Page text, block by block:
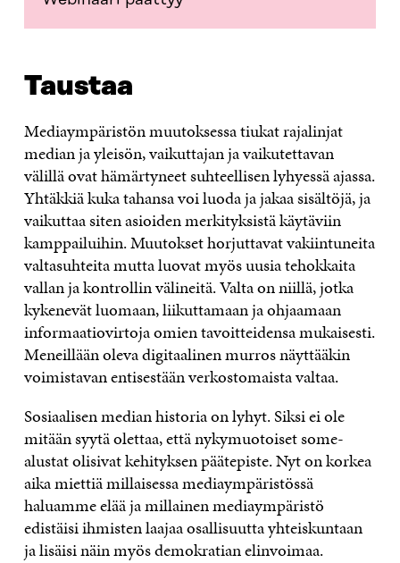
Taustaa
Mediaympäristön muutoksessa tiukat rajalinjat
median ja yleisön, vaikuttajan ja vaikutettavan
välillä ovat hämärtyneet suhteellisen lyhyessä ajassa.
Yhtäkkiä kuka tahansa voi luoda ja jakaa sisältöjä, ja
vaikuttaa siten asioiden merkityksistä käytäviin
kamppailuihin. Muutokset horjuttavat vakiintuneita
valtasuhteita mutta luovat myös uusia tehokkaita
vallan ja kontrollin välineitä. Valta on niillä, jotka
kykenevät luomaan, liikuttamaan ja ohjaamaan
informaatiovirtoja omien tavoitteidensa mukaisesti.
Meneillään oleva digitaalinen murros näyttääkin
voimistavan entisestään verkostomaista valtaa.
Sosiaalisen median historia on lyhyt. Siksi ei ole
mitään syytä olettaa, että nykymuotoiset some-
alustat olisivat kehityksen päätepiste. Nyt on korkea
aika miettiä millaisessa mediaympäristössä
haluamme elää ja millainen mediaympäristö
edistäisi ihmisten laajaa osallisuutta yhteiskuntaan
ja lisäisi näin myös demokratian elinvoimaa.